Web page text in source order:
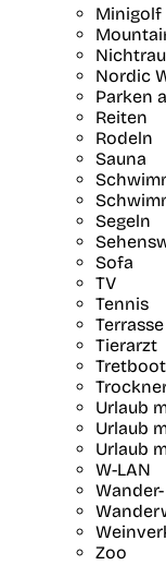
Minigolf
Nordic
Parken
Reiten
Rodeln
Sauna
Segeln
Sofa
TV
Tennis
Terrasse
Tierarzt
Urlaub
Urlaub
Urlaub
W-LAN
Zoo